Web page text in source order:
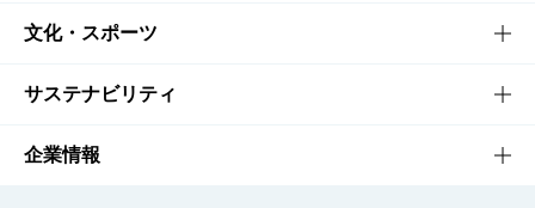
商品一覧
商品発売情報
栄養成分一覧
知る・楽しむTOP
キャンペーン
工場見学
文化・スポーツ
文化・スポーツTOP
サントリーホール
サステナビリティ
サステナビリティTOP
企業情報